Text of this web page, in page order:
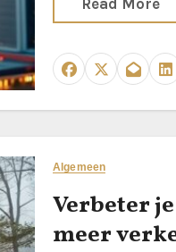
Read More
Algemeen
Verbeter
meer